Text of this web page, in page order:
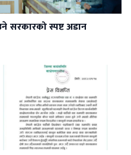
सरकारको स्पष्ट अडान